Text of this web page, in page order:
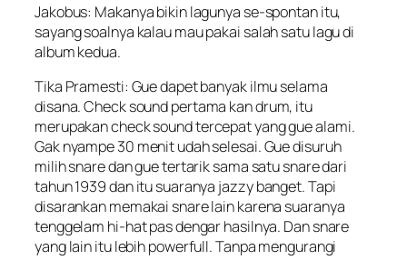
Jakobus: Makanya bikin lagunya se-spontan itu,
sayang soalnya kalau mau pakai salah satu lagu di
album kedua.
Tika Pramesti: Gue dapet banyak ilmu selama
disana.Check soundpertama kan drum, itu
merupakancheck soundtercepat yang gue alami.
Gak nyampe 30 menit udah selesai. Gue disuruh
milih snare dan gue tertarik sama satu snare dari
tahun 1939 dan itu suaranya jazzybanget. Tapi
disarankan memakai snare lain karena suaranya
tenggelam hi-hat pas dengar hasilnya. Dan snare
yang lain itu lebihpowerfull. Tanpa mengurangi